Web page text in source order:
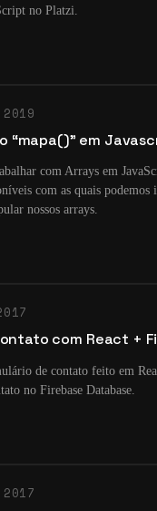
no Platzi.
“mapa()” em
com Arrays em
com as quais podemos
nossos arrays.
com React +
de contato feito em
no Firebase Database.